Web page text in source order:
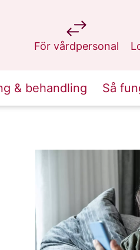
För vårdpersonal
på 1177.se
& behandling Så